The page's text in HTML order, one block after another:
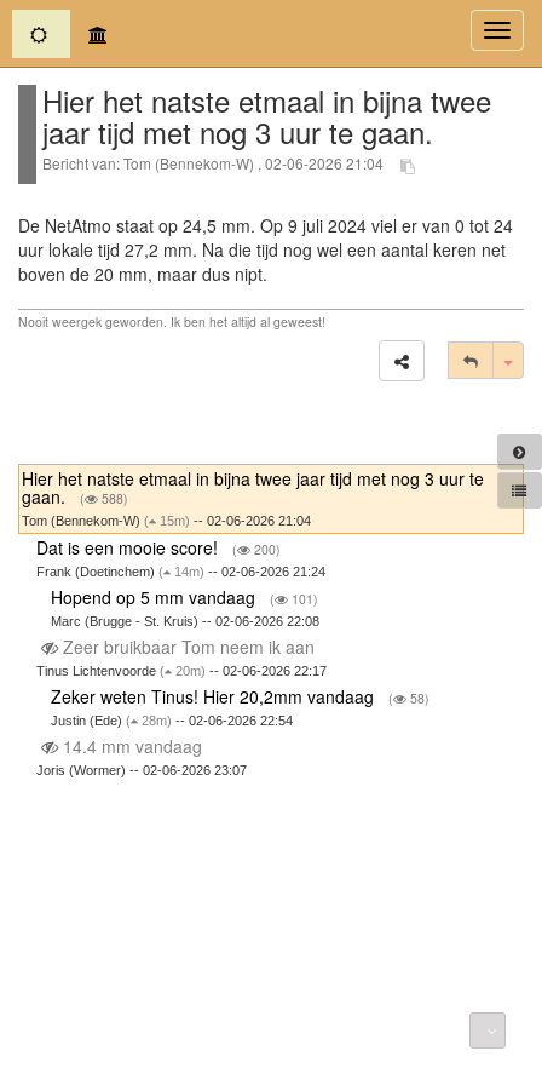
(current)
Hier het natste etmaal in bijna twee
jaar tijd met nog 3 uur te gaan.
Bericht van: Tom (Bennekom-W) , 02-06-2026 21:04
De NetAtmo staat op 24,5 mm. Op 9 juli 2024 viel er van 0 tot 24
uur lokale tijd 27,2 mm. Na die tijd nog wel een aantal keren net
boven de 20 mm, maar dus nipt.
Nooit weergek geworden. Ik ben het altijd al geweest!
Hier het natste etmaal in bijna twee jaar tijd met nog 3 uur te
gaan. ( 588)
Tom (Bennekom-W) ( 15m) -- 02-06-2026 21:04
Dat is een mooie score! ( 200)
Frank (Doetinchem) ( 14m) -- 02-06-2026 21:24
Hopend op 5 mm vandaag ( 101)
Marc (Brugge - St. Kruis) -- 02-06-2026 22:08
Zeer bruikbaar Tom neem ik aan
Tinus Lichtenvoorde ( 20m) -- 02-06-2026 22:17
Zeker weten Tinus! Hier 20,2mm vandaag ( 58)
Justin (Ede)( 28m) -- 02-06-2026 22:54
14.4 mm vandaag
Joris (Wormer) -- 02-06-2026 23:07